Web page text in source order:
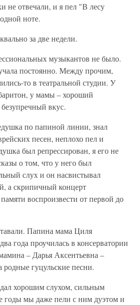
не отвечали, и я пел "В лесу
ноте.
за две недели.
музыкантов не было.
постоянно. Между прочим,
то в театральной студии. У
у мамы – хороший
вкус.
по папиной линии, знал
песен, неплохо пел и
был репрессирован, я его не
о том, что у него был
слух и он насвистывал
а скрипичный концерт
воспроизвести от первой до
Папина мама Циля
года проучилась в консерватории
– Дарья Аксентьевна –
родные гуцульские песни.
хорошим слухом, сильным
годы мы даже пели с ним дуэтом и